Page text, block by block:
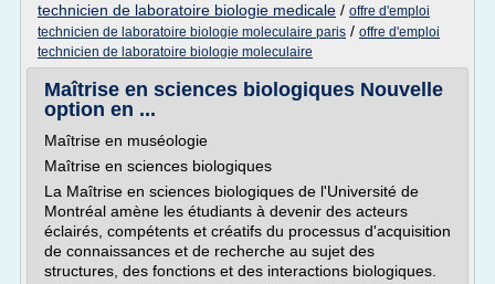
technicien de laboratoire biologie medicale / offre d'emploi
technicien de laboratoire biologie moleculaire paris / offre d'emploi
technicien de laboratoire biologie moleculaire
Maîtrise en sciences biologiques Nouvelle
option en ...
Maîtrise en muséologie
Maîtrise en sciences biologiques
La Maîtrise en sciences biologiques de l'Université de
Montréal amène les étudiants à devenir des acteurs
éclairés, compétents et créatifs du processus d'acquisition
de connaissances et de recherche au sujet des
structures, des fonctions et des interactions biologiques.